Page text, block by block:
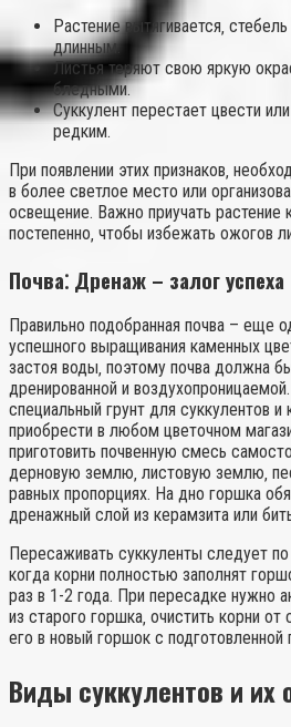
Растение вытягивается‚
длинным.
Листья теряют свою яркую
бледными.
Суккулент перестает цвести
редким.
При появлении этих признаков‚
в более светлое место или
освещение. Важно приучать растение
постепенно‚ чтобы избежать ожогов
Почва⁚ Дренаж – залог успеха
Правильно подобранная почва – еще
успешного выращивания каменных
застоя воды‚ поэтому почва должна
дренированной и
специальный грунт для суккулентов
приобрести в любом цветочном
приготовить почвенную смесь
дерновую землю‚ листовую землю‚
равных пропорциях. На дно горшка
дренажный слой из керамзита или
Пересаживать суккуленты следует
когда корни полностью заполнят
раз в 1-2 года. При пересадке нужно
из старого горшка‚ очистить корни
его в новый горшок с подготовленной
Виды суккулентов и их